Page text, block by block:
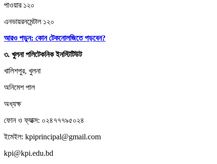
পাওয়ার ১২০
এনভায়রনমেন্টাল ১২০
আরও পড়ুন: কোন টেকনোলজিতে পড়বেন?
৩. খুলনাপলিটেকনিকইনস্টিটিউট
খালিশপুর, খুলনা
অনিমেশ পাল
অধ্যক্ষ
ফোন ও ফ্যাক্স: ০২৪৭৭৭৯৫০২৪
ইমেইল: kpiprincipal@gmail.com
kpi@kpi.edu.bd